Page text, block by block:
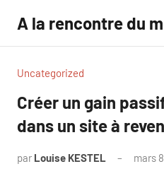
contenu
A la rencontre du
Uncategorized
Créer un gain
dans un site à
par Louise KESTEL mars